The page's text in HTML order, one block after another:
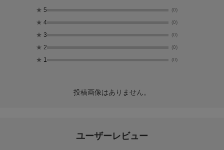
★ 5 (0)
★ 4 (0)
★ 3 (0)
★ 2 (0)
★ 1 (0)
投稿画像はありません。
ユーザーレビュー